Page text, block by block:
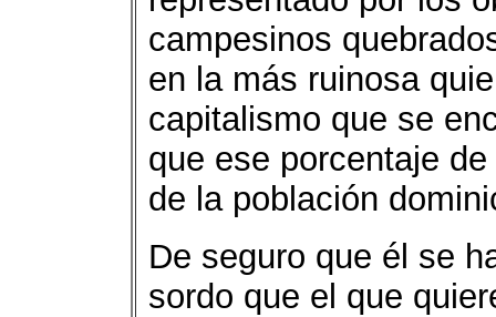
campesinos
en la más ruinosa
capitalismo que se
que ese porcentaje
de la población
De seguro que él se
sordo que el que